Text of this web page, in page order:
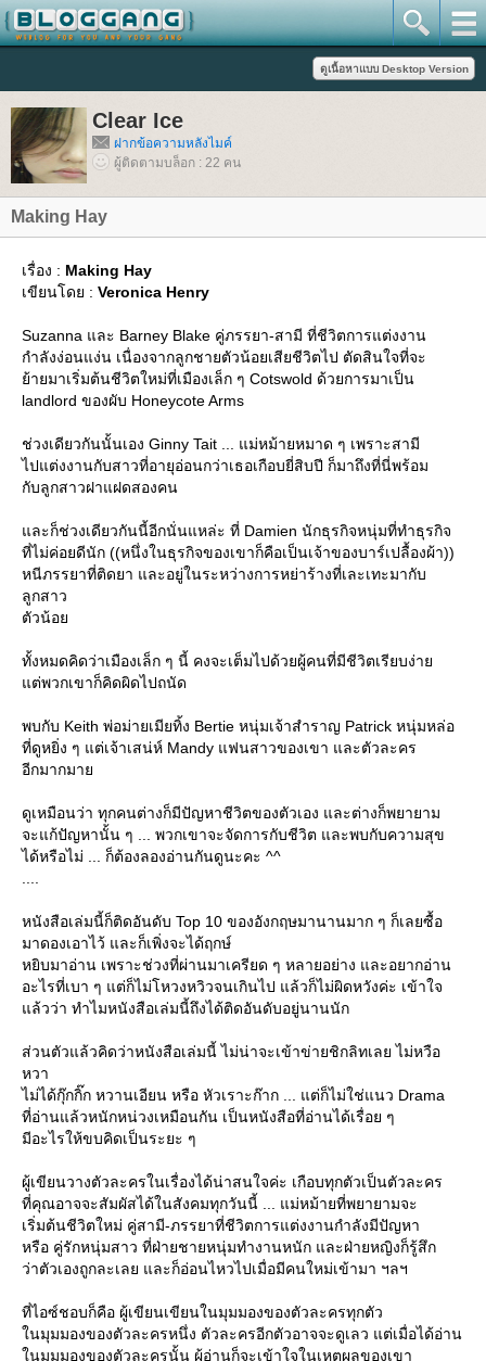
Clear Ice
ฝากข้อความหลังไมค์
ผู้ติดตามบล็อก : 22 คน
Making Hay
เรื่อง : Making Hay
เขียนโดย : Veronica Henry
Suzanna และ Barney Blake คู่ภรรยา-สามี ที่ชีวิตการแต่งงาน
กำลังง่อนแง่น เนื่องจากลูกชายตัวน้อยเสียชีวิตไป ตัดสินใจที่จะ
้ายมาเริ่มต้นชีวิตใหม่ที่เมืองเล็ก ๆ Cotswold ด้วยการมาเป็น
landlord ของผับ Honeycote Arms
ช่วงเดียวกันนั้นเอง Ginny Tait ... แม่หม้ายหมาด ๆ เพราะสามี
ไปแต่งงานกับสาวที่อายุอ่อนกว่าเธอเกือบยี่สิบปี ก็มาถึงที่นี่พร้อม
กับลูกสาวฝาแฝดสองคน
ละก็ช่วงเดียวกันนี้อีกนั่นแหล่ะ ที่ Damien นักธุรกิจหนุ่มที่ทำธุรกิจ
ที่ไม่ค่อยดีนัก ((หนึ่งในธุรกิจของเขาก็คือเป็นเจ้าของบาร์เปลื้องผ้า))
หนีภรรยาที่ติดยา และอยู่ในระหว่างการหย่าร้างที่เละเทะมากับ
ลูกสาว
ตัวน้อ
ทั้งหมดคิดว่าเมืองเล็ก ๆ นี้ คงจะเต็มไปด้วยผู้คนที่มีชีวิตเรียบง่า
ต่พวกเขาก็คิดผิดไปถนัด
พบกับ Keith พ่อม่ายเมียทิ้ง Bertie หนุ่มเจ้าสำราญ Patrick หนุ่มหล่อ
ที่ดูหยิ่ง ๆ แต่เจ้าเสน่ห์ Mandy แฟนสาวของเขา และตัวละคร
อีกมากมา
ดูเหมือนว่า ทุกคนต่างก็มีปัญหาชีวิตของตัวเอง และต่างก็พยายาม
จะแก้ปัญหานั้น ๆ ... พวกเขาจะจัดการกับชีวิต และพบกับความสุข
ได้หรือไม่ ... ก็ต้องลองอ่านกันดูนะคะ ^^
หนังสือเล่มนี้ก็ติดอันดับ Top 10 ของอังกฤษมานานมาก ๆ ก็เลยซื้อ
มาดองเอาไว้ และก็เพิ่งจะได้ฤกษ์
หยิบมาอ่าน เพราะช่วงที่ผ่านมาเครียด ๆ หลายอย่าง และอยากอ่าน
อะไรที่เบา ๆ แต่ก็ไม่โหวงหวิวจนเกินไป แล้วก็ไม่ผิดหวังค่ะ เข้าใจ
ล้วว่า ทำไมหนังสือเล่มนี้ถึงได้ติดอันดับอยู่นานนัก
ส่วนตัวแล้วคิดว่าหนังสือเล่มนี้ ไม่น่าจะเข้าข่ายชิกลิทเลย ไม่หวือ
หวา
ไม่ได้กุ๊กกิ๊ก หวานเอียน หรือ หัวเราะก๊าก ... แต่ก็ไม่ใช่แนว Drama
ที่อ่านแล้วหนักหน่วงเหมือนกัน เป็นหนังสือที่อ่านได้เรื่อย ๆ
มีอะไรให้ขบคิดเป็นระยะ ๆ
ผู้เขียนวางตัวละครในเรื่องได้น่าสนใจค่ะ เกือบทุกตัวเป็นตัวละคร
ที่คุณอาจจะสัมผัสได้ในสังคมทุกวันนี้ ... แม่หม้ายที่พยายามจะ
เริ่มต้นชีวิตใหม่ คู่สามี-ภรรยาที่ชีวิตการแต่งงานกำลังมีปัญหา
หรือ คู่รักหนุ่มสาว ที่ฝ่ายชายหนุ่มทำงานหนัก และฝ่ายหญิงก็รู้สึก
ว่าตัวเองถูกละเลย และก็อ่อนไหวไปเมื่อมีคนใหม่เข้ามา ฯลฯ
ที่ไอซ์ชอบก็คือ ผู้เขียนเขียนในมุมมองของตัวละครทุกตัว
นมุมมองของตัวละครหนึ่ง ตัวละครอีกตัวอาจจะดูเลว แต่เมื่อได้อ่าน
นมุมมองของตัวละครนั้น ผู้อ่านก็จะเข้าใจในเหตุผลของเขา